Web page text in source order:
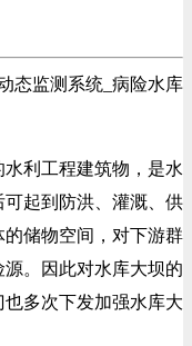
利工程建筑物，是水
起到防洪、灌溉、供
储物空间，对下游群
。因此对水库大坝的
多次下发加强水库大